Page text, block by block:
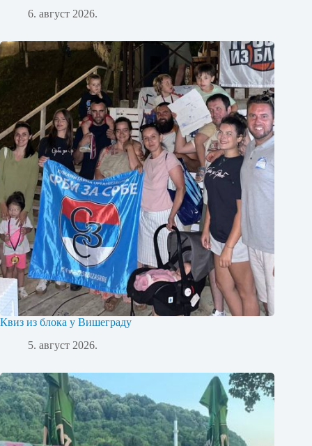
6. август 2026.
Квиз из блока у Вишеграду
5. август 2026.